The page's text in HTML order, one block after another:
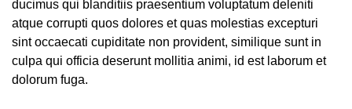
ducimus qui blanditiis praesentium voluptatum deleniti
atque corrupti quos dolores et quas molestias excepturi
sint occaecati cupiditate non provident, similique sunt in
culpa qui officia deserunt mollitia animi, id est laborum et
dolorum fuga.